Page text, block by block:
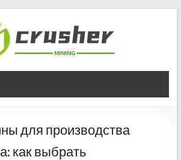
для
угля,
печного
порошка
для производства
как выбрать